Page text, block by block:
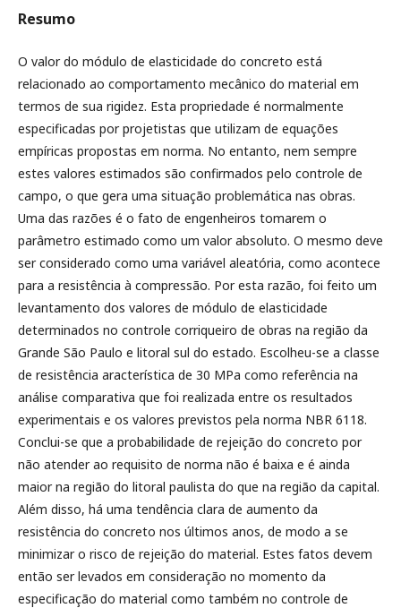
Resumo
O valor do módulo de elasticidade do concreto está
relacionado ao comportamento mecânico do material em
termos de sua rigidez. Esta propriedade é normalmente
especificadas por projetistas que utilizam de equações
empíricas propostas em norma. No entanto, nem sempre
estes valores estimados são confirmados pelo controle de
campo, o que gera uma situação problemática nas obras.
Uma das razões é o fato de engenheiros tomarem o
parâmetro estimado como um valor absoluto. O mesmo deve
ser considerado como uma variável aleatória, como acontece
para a resistência à compressão. Por esta razão, foi feito um
levantamento dos valores de módulo de elasticidade
determinados no controle corriqueiro de obras na região da
Grande São Paulo e litoral sul do estado. Escolheu-se a classe
de resistência aracterística de 30 MPa como referência na
análise comparativa que foi realizada entre os resultados
experimentais e os valores previstos pela norma NBR 6118.
Conclui-se que a probabilidade de rejeição do concreto por
não atender ao requisito de norma não é baixa e é ainda
maior na região do litoral paulista do que na região da capital.
Além disso, há uma tendência clara de aumento da
resistência do concreto nos últimos anos, de modo a se
minimizar o risco de rejeição do material. Estes fatos devem
então ser levados em consideração no momento da
especificação do material como também no controle de